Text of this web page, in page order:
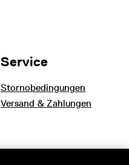
Service
Stornobedingungen
Versand & Zahlungen